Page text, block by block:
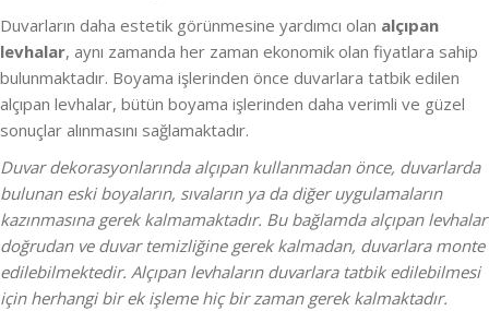
Duvarların daha estetik görünmesine yardımcı olan alçıpan
levhalar, aynı zamanda her zaman ekonomik olan fiyatlara sahip
bulunmaktadır. Boyama işlerinden önce duvarlara tatbik edilen
alçıpan levhalar, bütün boyama işlerinden daha verimli ve güzel
sonuçlar alınmasını sağlamaktadır.
Duvar dekorasyonlarında alçıpan kullanmadan önce, duvarlarda
bulunan eski boyaların, sıvaların ya da diğer uygulamaların
kazınmasına gerek kalmamaktadır. Bu bağlamda alçıpan levhalar
doğrudan ve duvar temizliğine gerek kalmadan, duvarlara monte
edilebilmektedir. Alçıpan levhaların duvarlara tatbik edilebilmesi
için herhangi bir ek işleme hiç bir zaman gerek kalmaktadır.